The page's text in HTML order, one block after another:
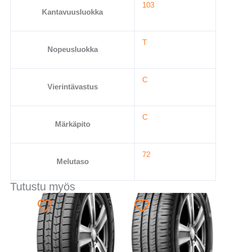
Kantavuusluokka
103
Nopeusluokka
T
Vierintävastus
C
Märkäpito
C
Melutaso
72
Tutustu myös